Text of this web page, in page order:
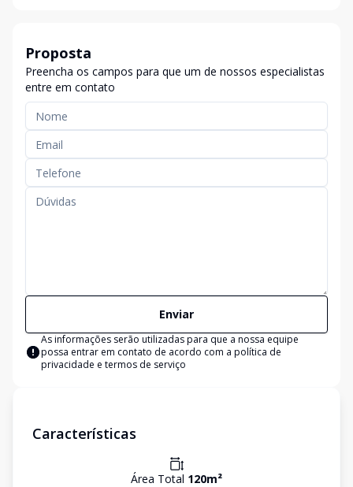
Proposta
Preencha os campos para que um de nossos especialistas
entre em contato
Enviar
As informações serão utilizadas para que a nossa equipe
possa entrar em contato de acordo com a política de
privacidade e termos de serviço
Características
Área Total 120m²